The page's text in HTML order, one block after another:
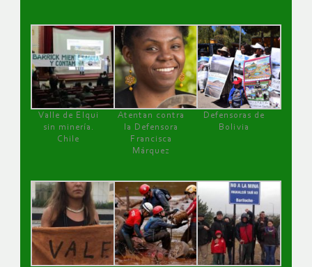
Valle de Elqui
sin minería.
Chile
Atentan contra
la Defensora
Francisca
Márquez
Defensoras de
Bolivia